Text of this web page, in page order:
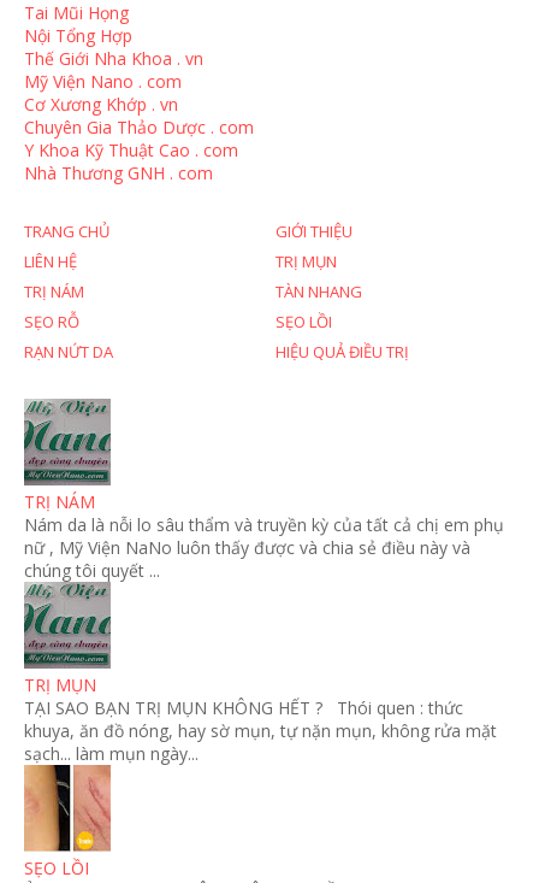
Tai Mũi Họng
Nội Tổng Hợp
Thế Giới Nha Khoa . vn
Mỹ Viện Nano . com
Cơ Xương Khớp . vn
Chuyên Gia Thảo Dược . com
Y Khoa Kỹ Thuật Cao . com
Nhà Thương GNH . com
TRANG CHỦ
GIỚI THIỆU
LIÊN HỆ
TRỊ MỤN
TRỊ NÁM
TÀN NHANG
SẸO RỖ
SẸO LỒI
RẠN NỨT DA
HIỆU QUẢ ĐIỀU TRỊ
TRỊ NÁM
Nám da là nỗi lo sâu thẩm và truyền kỳ của tất cả chị em phụ
nữ , Mỹ Viện NaNo luôn thấy được và chia sẻ điều này và
chúng tôi quyết ...
TRỊ MỤN
TẠI SAO BẠN TRỊ MỤN KHÔNG HẾT ? Thói quen : thức
khuya, ăn đồ nóng, hay sờ mụn, tự nặn mụn, không rửa mặt
sạch... làm mụn ngày...
SẸO LỒI